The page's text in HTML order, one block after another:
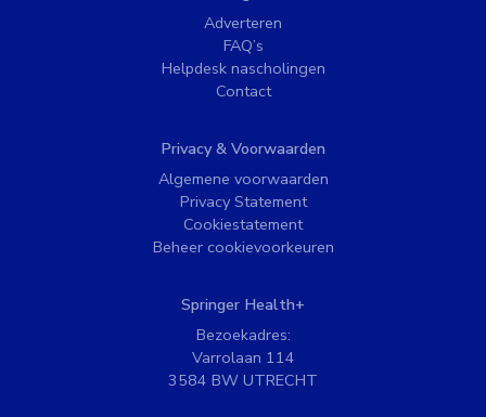
Adverteren
FAQ’s
Helpdesk nascholingen
Contact
Privacy & Voorwaarden
Algemene voorwaarden
Privacy Statement
Cookiestatement
Beheer cookievoorkeuren
Springer Health+
Bezoekadres:
Varrolaan 114
3584 BW UTRECHT